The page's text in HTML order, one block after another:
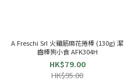
A Freschi SrI 火雞筋麻花捲棒 (130g) 潔
齒棒狗小食 AFK304H
HK$79.00
HK$95.00